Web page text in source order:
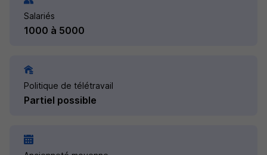
Salariés
1000 à 5000
Politique de télétravail
Partiel possible